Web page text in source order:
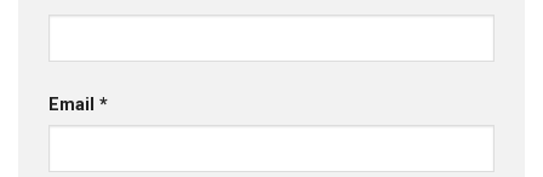
Email *